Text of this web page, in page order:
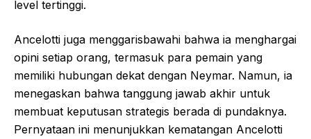
level tertinggi.
Ancelotti juga menggarisbawahi bahwa ia menghargai
opini setiap orang, termasuk para pemain yang
memiliki hubungan dekat dengan Neymar. Namun, ia
menegaskan bahwa tanggung jawab akhir untuk
membuat keputusan strategis berada di pundaknya.
Pernyataan ini menunjukkan kematangan Ancelotti